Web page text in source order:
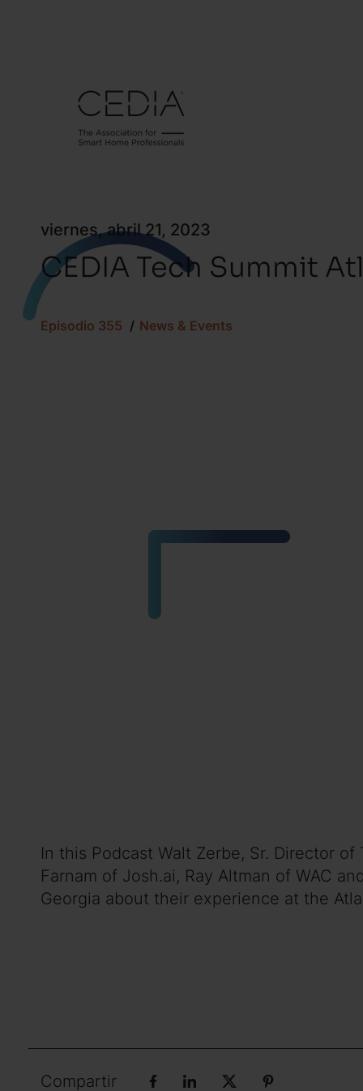
viernes, abril 21, 2023
CEDIA Tech Summit
Episodio 355 News & Events
In this Podcast Walt Zerbe, Sr. Director
Farnam of Josh.ai, Ray Altman of WAC
Georgia about their experience at the
Compartir